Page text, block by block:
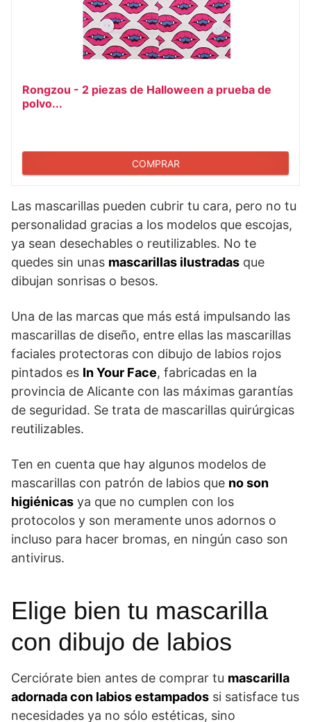
Rongzou - 2 piezas de Halloween a prueba de
polvo...
COMPRAR
Las mascarillas pueden cubrir tu cara, pero no tu
personalidad gracias a los modelos que escojas,
ya sean desechables o reutilizables. No te
quedes sin unas mascarillas ilustradas que
dibujan sonrisas o besos.
Una de las marcas que más está impulsando las
mascarillas de diseño, entre ellas las mascarillas
faciales protectoras con dibujo de labios rojos
pintados es In Your Face, fabricadas en la
provincia de Alicante con las máximas garantías
de seguridad. Se trata de mascarillas quirúrgicas
reutilizables.
Ten en cuenta que hay algunos modelos de
mascarillas con patrón de labios que no son
higiénicas ya que no cumplen con los
protocolos y son meramente unos adornos o
incluso para hacer bromas, en ningún caso son
antivirus.
Elige bien tu mascarilla
con dibujo de labios
Cerciórate bien antes de comprar tu mascarilla
adornada con labios estampados si satisface tus
necesidades ya no sólo estéticas, sino